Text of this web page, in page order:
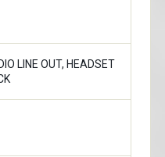
LINE OUT, HEADSET